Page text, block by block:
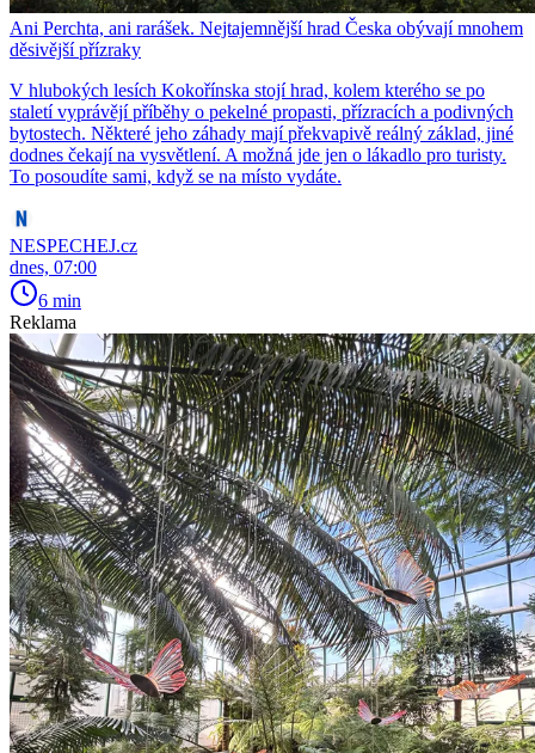
Ani Perchta, ani rarášek. Nejtajemnější hrad Česka obývají mnohem
děsivější přízraky
V hlubokých lesích Kokořínska stojí hrad, kolem kterého se po
staletí vyprávějí příběhy o pekelné propasti, přízracích a podivných
bytostech. Některé jeho záhady mají překvapivě reálný základ, jiné
dodnes čekají na vysvětlení. A možná jde jen o lákadlo pro turisty.
To posoudíte sami, když se na místo vydáte.
NESPECHEJ.cz
dnes, 07:00
6 min
Reklama